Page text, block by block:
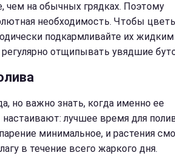
чем на обычных грядках. Поэтому
необходимость. Чтобы
подкармливайте их жидким
отщипывать увядшие
но важно знать, когда именно ее
лучшее время для
минимальное, и растения
в течение всего жаркого дня.